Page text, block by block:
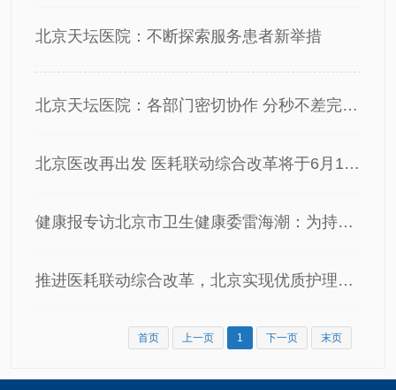
北京天坛医院：不断探索服务患者新举措
北京天坛医院：各部门密切协作 分秒不差完成医耗联动综合改革信息系统切换
北京医改再出发 医耗联动综合改革将于6月15日实施
健康报专访北京市卫生健康委雷海潮：为持续深化医改探路
推进医耗联动综合改革，北京实现优质护理服务全覆盖
首页 上一页 1 下一页 末页